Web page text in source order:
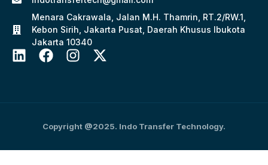
Menara Cakrawala, Jalan M.H. Thamrin, RT.2/RW.1,
Kebon Sirih, Jakarta Pusat, Daerah Khusus Ibukota
Jakarta 10340
Copyright @2025. Indo Transfer Technology.